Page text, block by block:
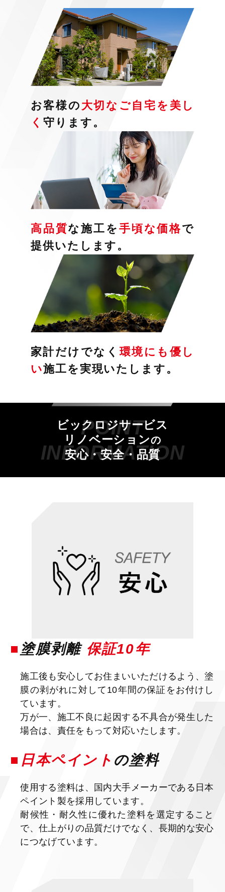
お客様の 大切なご自宅を 美し
く 守ります。
高品質な施工を 手頃な価格で
提供いたします。
家計だけでなく環境にも優し
い施工を実現いたします。
ビックロジサービス
リノベーションの
安心・安全・品質
塗膜剥離 保証10年
施工後も安心してお住まいいただけるよう、塗
膜の剥がれに対して10年間の保証をお付けし
ています。
万が一、施工不良に起因する不具合が発生した
場合は、責任をもって対応いたします。
日本ペイント の塗料
使用する塗料は、国内大手メーカーである日本
ペイント製を採用しています。
耐候性・耐久性に優れた塗料を選定すること
で、仕上がりの品質だけでなく、長期的な安心
につなげています。